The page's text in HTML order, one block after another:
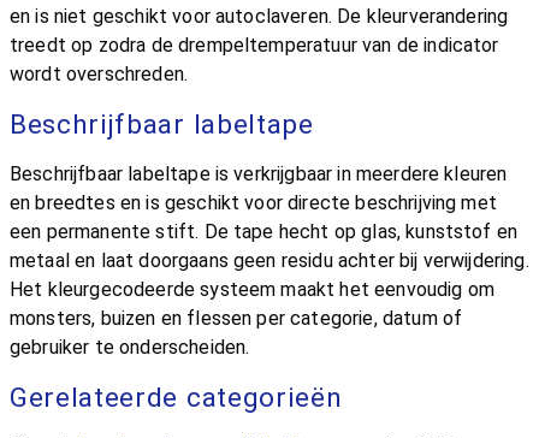
en is niet geschikt voor autoclaveren. De kleurverandering
treedt op zodra de drempeltemperatuur van de indicator
wordt overschreden.
Beschrijfbaar labeltape
Beschrijfbaar labeltape is verkrijgbaar in meerdere kleuren
en breedtes en is geschikt voor directe beschrijving met
een permanente stift. De tape hecht op glas, kunststof en
metaal en laat doorgaans geen residu achter bij verwijdering.
Het kleurgecodeerde systeem maakt het eenvoudig om
monsters, buizen en flessen per categorie, datum of
gebruiker te onderscheiden.
Gerelateerde categorieën